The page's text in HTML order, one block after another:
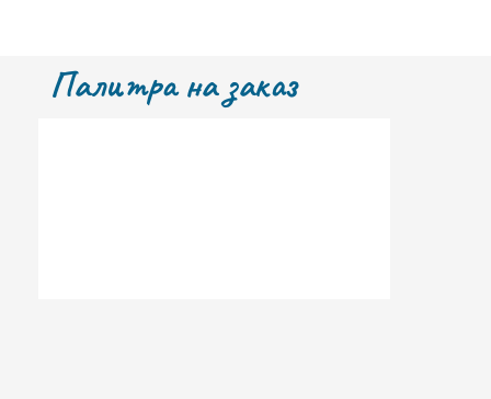
Палитра на заказ